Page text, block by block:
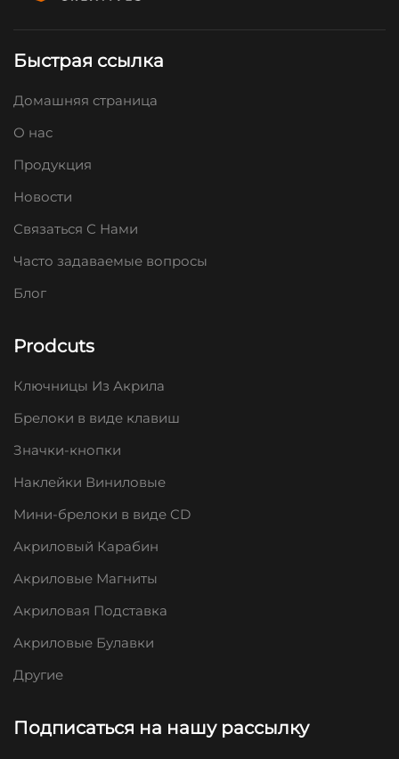
Быстрая ссылка
Домашняя страница
О нас
Продукция
Новости
Связаться С Нами
Часто задаваемые вопросы
Блог
Prodcuts
Ключницы Из Акрила
Брелоки в виде клавиш
Значки-кнопки
Наклейки Виниловые
Мини-брелоки в виде CD
Акриловый Карабин
Акриловые Магниты
Акриловая Подставка
Акриловые Булавки
Другие
Подписаться на нашу рассылку